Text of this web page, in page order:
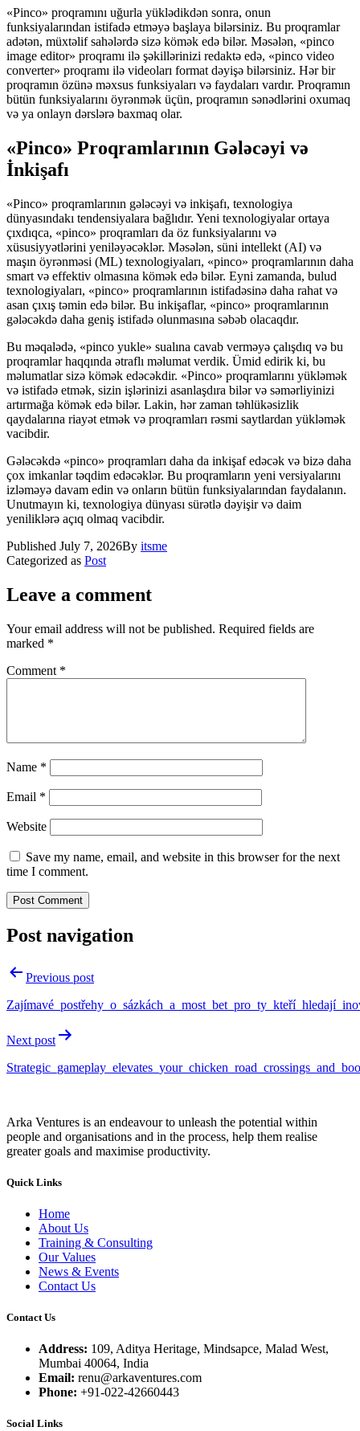
«Pinco» proqramını uğurla yüklədikdən sonra, onun
funksiyalarından istifadə etməyə başlaya bilərsiniz. Bu proqramlar
adətən, müxtəlif sahələrdə sizə kömək edə bilər. Məsələn, «pinco
image editor» proqramı ilə şəkillərinizi redaktə edə, «pinco video
converter» proqramı ilə videoları format dəyişə bilərsiniz. Hər bir
proqramın özünə məxsus funksiyaları və faydaları vardır. Proqramın
bütün funksiyalarını öyrənmək üçün, proqramın sənədlərini oxumaq
və ya onlayn dərslərə baxmaq olar.
«Pinco» Proqramlarının Gələcəyi və
İnkişafı
«Pinco» proqramlarının gələcəyi və inkişafı, texnologiya
dünyasındakı tendensiyalara bağlıdır. Yeni texnologiyalar ortaya
çıxdıqca, «pinco» proqramları da öz funksiyalarını və
xüsusiyyətlərini yeniləyəcəklər. Məsələn, süni intellekt (AI) və
maşın öyrənməsi (ML) texnologiyaları, «pinco» proqramlarının daha
smart və effektiv olmasına kömək edə bilər. Eyni zamanda, bulud
texnologiyaları, «pinco» proqramlarının istifadəsinə daha rahat və
asan çıxış təmin edə bilər. Bu inkişaflar, «pinco» proqramlarının
gələcəkdə daha geniş istifadə olunmasına səbəb olacaqdır.
Bu məqalədə, «pinco yukle» sualına cavab verməyə çalışdıq və bu
proqramlar haqqında ətraflı məlumat verdik. Ümid edirik ki, bu
məlumatlar sizə kömək edəcəkdir. «Pinco» proqramlarını yükləmək
və istifadə etmək, sizin işlərinizi asanlaşdıra bilər və səmərliyinizi
artırmağa kömək edə bilər. Lakin, hər zaman təhlükəsizlik
qaydalarına riayət etmək və proqramları rəsmi saytlardan yükləmək
vacibdir.
Gələcəkdə «pinco» proqramları daha da inkişaf edəcək və bizə daha
çox imkanlar təqdim edəcəklər. Bu proqramların yeni versiyalarını
izləməyə davam edin və onların bütün funksiyalarından faydalanın.
Unutmayın ki, texnologiya dünyası sürətlə dəyişir və daim
yeniliklərə açıq olmaq vacibdir.
Published July 7, 2026By itsme
Categorized as Post
Leave a comment
Your email address will not be published. Required fields are
marked *
Comment *
Name *
Email *
Website
Save my name, email, and website in this browser for the next
time I comment.
Post navigation
Previous post
Next post
Arka Ventures is an endeavour to unleash the potential within
people and organisations and in the process, help them realise
greater goals and maximise productivity.
Quick Links
Home
About Us
Training & Consulting
Our Values
News & Events
Contact Us
Contact Us
Address: 109, Aditya Heritage, Mindsapce, Malad West,
Mumbai 40064, India
Email: renu@arkaventures.com
Phone: +91-022-42660443
Social Links